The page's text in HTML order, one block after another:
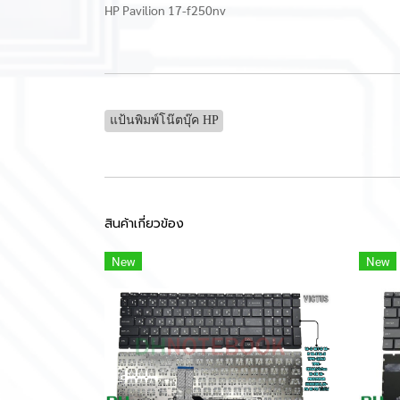
HP Pavilion 17-f250nv
แป้นพิมพ์โน๊ตบุ๊ค HP
สินค้าเกี่ยวข้อง
New New